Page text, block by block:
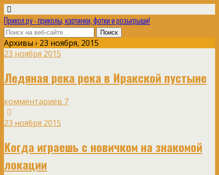
Прикол.ру - приколы, картинки, фотки и розыгрыши!
Архивы › 23 ноября, 2015
23 ноября 2015
Ледяная река река в Иракской пустыне
комментариев 7
23 ноября 2015
Когда играешь с новичком на знакомой
локации